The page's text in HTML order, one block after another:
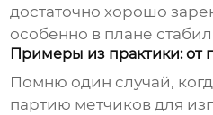
достаточно хорошо
особенно в плане
Примеры из практики:
Помню один случай,
партию метчиков для